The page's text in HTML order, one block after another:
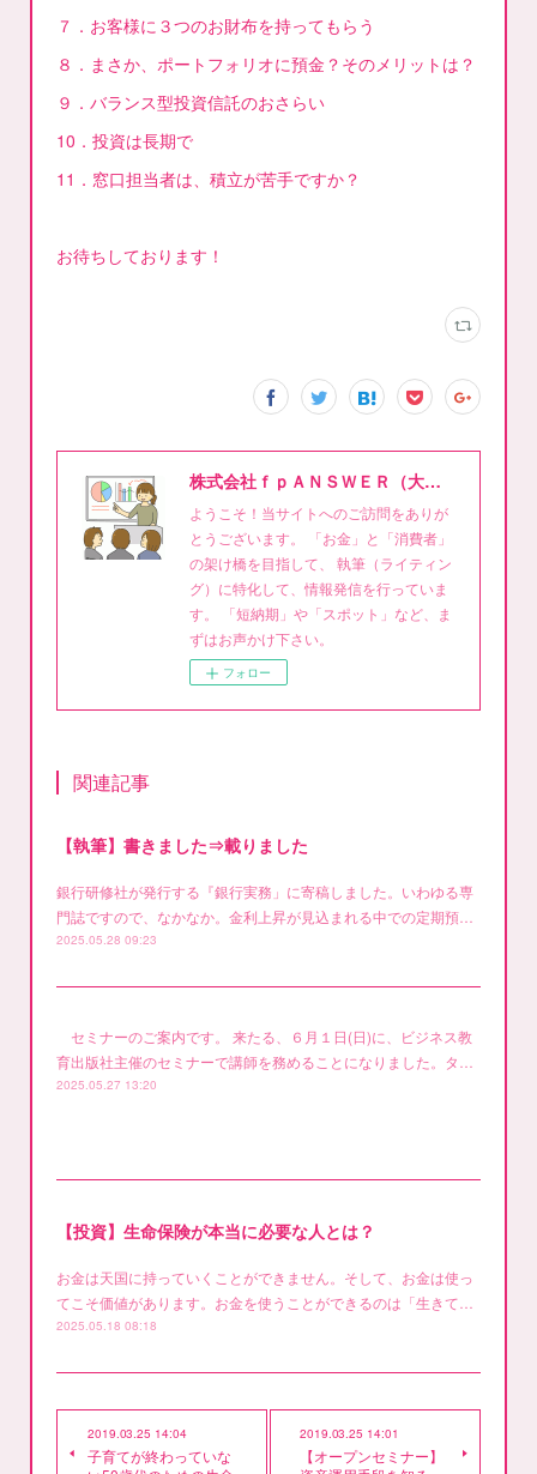
７．お客様に３つのお財布を持ってもらう
８．まさか、ポートフォリオに預金？そのメリットは？
９．バランス型投資信託のおさらい
10．投資は長期で
11．窓口担当者は、積立が苦手ですか？
お待ちしております！
株式会社ｆｐＡＮＳＷＥＲ（大泉稔1級FPライティング事務所）
ようこそ！当サイトへのご訪問をありが
とうございます。 「お金」と「消費者」
の架け橋を目指して、 執筆（ライティン
グ）に特化して、情報発信を行っていま
す。 「短納期」や「スポット」など、ま
ずはお声かけ下さい。
フォロー
関連記事
【執筆】書きました⇒載りました
銀行研修社が発行する『銀行実務」に寄稿しました。いわゆる専
門誌ですので、なかなか。金利上昇が見込まれる中での定期預…
2025.05.28 09:23
セミナーのご案内です。 来たる、６月１日(日)に、ビジネス教
育出版社主催のセミナーで講師を務めることになりました。タ…
2025.05.27 13:20
【投資】生命保険が本当に必要な人とは？
お金は天国に持っていくことができません。そして、お金は使っ
てこそ価値があります。お金を使うことができるのは「生きて…
2025.05.18 08:18
2019.03.25 14:04
子育てが終わっていな
2019.03.25 14:01
【オープンセミナー】